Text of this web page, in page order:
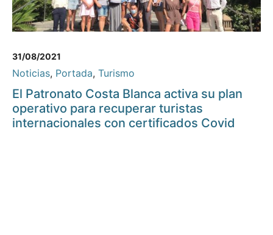
31/08/2021
Noticias, Portada, Turismo
El Patronato Costa Blanca activa su plan
operativo para recuperar turistas
internacionales con certificados Covid